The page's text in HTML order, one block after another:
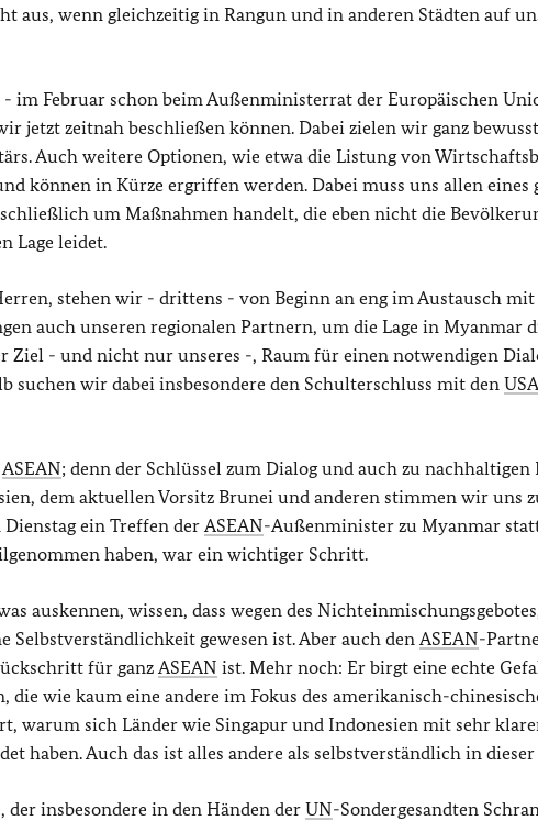
aus, wenn gleichzeitig in Rangun und in anderen Städten auf
im Februar schon beim Außenministerrat der Europäischen
jetzt zeitnah beschließen können. Dabei zielen wir ganz
Auch weitere Optionen, wie etwa die Listung von
können in Kürze ergriffen werden. Dabei muss uns allen eines
um Maßnahmen handelt, die eben nicht die
Lage leidet.
stehen wir - drittens - von Beginn an eng im Austausch
auch unseren regionalen Partnern, um die Lage in Myanmar
Ziel - und nicht nur unseres -, Raum für einen notwendigen
suchen wir dabei insbesondere den Schulterschluss mit den USA
ASEAN; denn der Schlüssel zum Dialog und auch zu
dem aktuellen Vorsitz Brunei und anderen stimmen wir uns
Dienstag ein Treffen der ASEAN-Außenminister zu Myanmar
haben, war ein wichtiger Schritt.
auskennen, wissen, dass wegen des
Selbstverständlichkeit gewesen ist. Aber auch den ASEAN-
für ganz ASEAN ist. Mehr noch: Er birgt eine echte
die wie kaum eine andere im Fokus des amerikanisch-
warum sich Länder wie Singapur und Indonesien mit sehr
haben. Auch das ist alles andere als selbstverständlich in dieser
insbesondere in den Händen der UN-Sondergesandten